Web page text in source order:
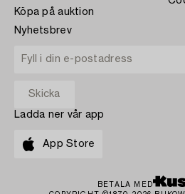
Köpa på auktion
Nyhetsbrev
Ladda ner vår app
App Store
BETALA MED